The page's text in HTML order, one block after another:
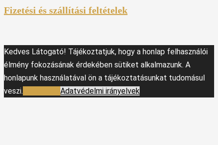
Fizetési és szállítási feltételek
Kedves Látogató! Tájékoztatjuk, hogy a honlap felhasználói
élmény fokozásának érdekében sütiket alkalmazunk. A
honlapunk használatával ön a tájékoztatásunkat tudomásul
veszi.
Adatvédelmi irányelvek